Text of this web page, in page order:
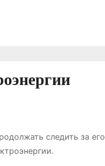
следить за его